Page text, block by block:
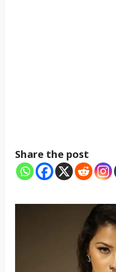
Share the post